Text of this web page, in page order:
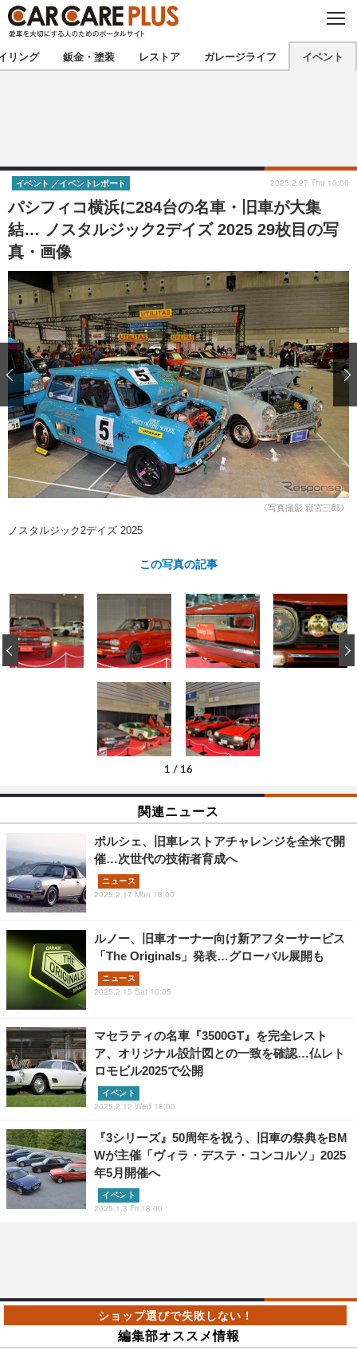
C
O
S
E
★カーケアプラス認定★ 厳選プロショップを地域から探す
甲信越 北陸
東海 関西
中国
九州 沖縄
注目の記事
ショップレポート 愛車 File
自動車豆知識 ストップ！不具合修理＆粗悪修理
鈑金・塗装
ディテイリング
ディテイリング 洗車
ヘッドライト磨き コーティング
フィルム・ラッピング
鈑金・塗装
小キズ直し 防錆
特集記事
ストップ 不具合修理＆粗悪修理
カーメーカー「旧車」関連プロジェ
クト
ショップ紹介
ショップレポート プロショップ検索
レストア
カーメーカー「旧車」関連プロジ
イベント
リング 鈑金・塗装 レストア ガレージライフ イベント
パシフィコ横浜に284台の名車・旧車が大集
結… ノスタルジック2デイズ 2025 29枚目の写
真・画像
イベント イベントレポート 2025.2.27 Thu 10:00
《写真撮影 嶽宮三郎》
ノスタルジック2デイズ 2025
この写真の記事
1 / 16
‹
関連ニュース
ポルシェ、旧車レストアチャレンジを全米で開
催…次世代の技術者育成へ
ニュース
2025.2.17 Mon 18:00
ルノー、旧車オーナー向け新アフターサービス
「The Originals」発表…グローバル展開も
ニュース
2025.2.15 Sat 10:05
マセラティの名車『3500GT』を完全レスト
ア、オリジナル設計図との一致を確認…仏レト
ロモビル2025で公開
イベント
2025.2.12 Wed 18:00
『3シリーズ』50周年を祝う、旧車の祭典をBM
Wが主催「ヴィラ・デステ・コンコルソ」2025
年5月開催へ
イベント
2025.1.3 Fri 18:00
編集部オススメ情報